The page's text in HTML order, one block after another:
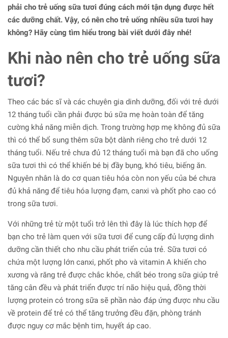
phải cho trẻ uống sữa tươi đúng cách mới tận dụng được hết
các dưỡng chất. Vậy, có nên cho trẻ uống nhiều sữa tươi hay
không? Hãy cùng tìm hiểu trong bài viết dưới đây nhé!
Khi nào nên cho trẻ uống sữa
tươi?
Theo các bác sĩ và các chuyên gia dinh dưỡng, đối với trẻ dưới
12 tháng tuổi cần phải được bú sữa mẹ hoàn toàn để tăng
cường khả năng miễn dịch. Trong trường hợp mẹ không đủ sữa
thì có thể bổ sung thêm sữa bột dành riêng cho trẻ dưới 12
tháng tuổi. Nếu trẻ chưa đủ 12 tháng tuổi mà bạn đã cho uống
sữa tươi thì có thể khiến bé bị đầy bụng, khó tiêu, biếng ăn.
Nguyên nhân là do cơ quan tiêu hóa còn non yếu của bé chưa
đủ khả năng để tiêu hóa lượng đạm, canxi và phốt pho cao có
trong sữa tươi.
Với những trẻ từ một tuổi trở lên thì đây là lúc thích hợp để
bạn cho trẻ làm quen với sữa tươi để cung cấp đủ lượng dinh
dưỡng cần thiết cho nhu cầu phát triển của trẻ. Sữa tươi có
chứa một lượng lớn canxi, phốt pho và vitamin A khiến cho
xương và răng trẻ được chắc khỏe, chất béo trong sữa giúp trẻ
tăng cân đều và phát triển được trí não hiệu quả, đồng thời
lượng protein có trong sữa sẽ phần nào đáp ứng được nhu cầu
về protein để trẻ có thể tăng trưởng đều đặn, phòng tránh
được nguy cơ mắc bệnh tim, huyết áp cao.